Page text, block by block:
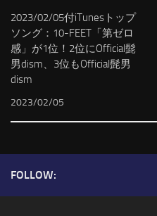
2023/02/05付iTunesトップ
ソング：10-FEET「第ゼロ
感」が1位！2位にOfficial髭
男dism、3位もOfficial髭男
dism
2023/02/05
FOLLOW: